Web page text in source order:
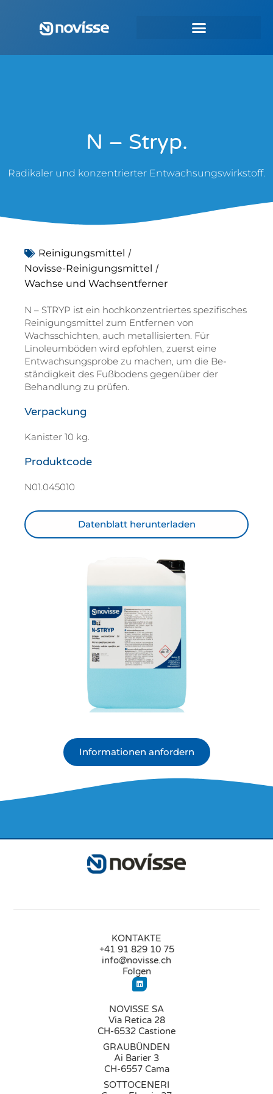
N – Stryp.
Radikaler und konzentrierter Entwachsungswirkstoff.
Reinigungsmittel /
Novisse-Reinigungsmittel /
Wachse und Wachsentferner
N – STRYP ist ein hochkonzentriertes spezifisches
Reinigungsmittel zum Entfernen von
Wachsschichten, auch metallisierten. Für
Linoleumböden wird epfohlen, zuerst eine
Entwachsungsprobe zu machen, um die Be-
ständigkeit des Fußbodens gegenüber der
Behandlung zu prüfen.
Verpackung
Kanister 10 kg.
Produktcode
N01.045010
Datenblatt herunterladen
Informationen anfordern
KONTAKTE
+41 91 829 10 75
info@novisse.ch
Folgen
NOVISSE SA
Via Retica 28
CH-6532 Castione
GRAUBÜNDEN
Ai Barier 3
CH-6557 Cama
SOTTOCENERI